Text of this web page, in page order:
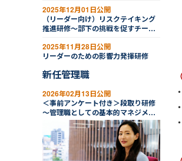
2025年12月01日公開
（リーダー向け）リスクテイキング
推進研修～部下の挑戦を促すチーム
2025年11月28日公開
リーダーのための影響力発揮研修
新任管理職
2026年02月13日公開
＜事前アンケート付き＞段取り研修
～管理職としての基本的マネジメン
トスキルを理解する